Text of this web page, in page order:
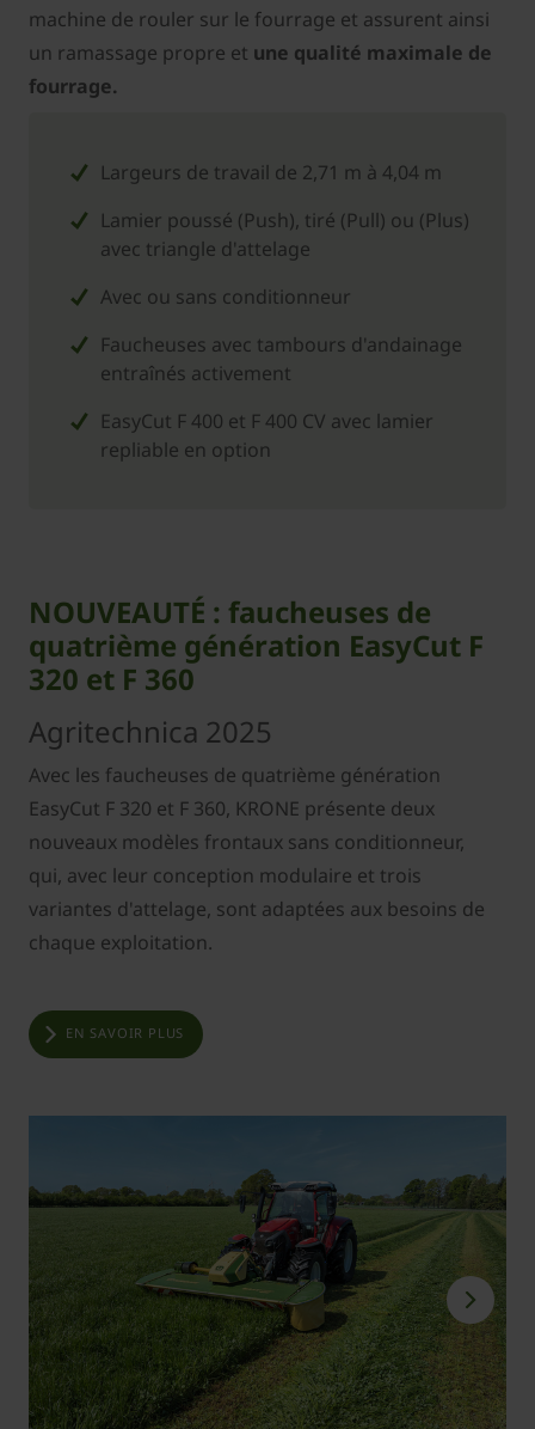
machine de rouler sur le fourrage et assurent ainsi
un ramassage propre et une qualité maximale de
fourrage.
Largeurs de travail de 2,71 m à 4,04 m
Lamier poussé (Push), tiré (Pull) ou (Plus)
avec triangle d'attelage
Avec ou sans conditionneur
Faucheuses avec tambours d'andainage
entraînés activement
EasyCut F 400 et F 400 CV avec lamier
repliable en option
NOUVEAUTÉ : faucheuses de
quatrième génération EasyCut F
320 et F 360
Agritechnica 2025
Avec les faucheuses de quatrième génération
EasyCut F 320 et F 360, KRONE présente deux
nouveaux modèles frontaux sans conditionneur,
qui, avec leur conception modulaire et trois
variantes d'attelage, sont adaptées aux besoins de
chaque exploitation.
EN SAVOIR PLUS